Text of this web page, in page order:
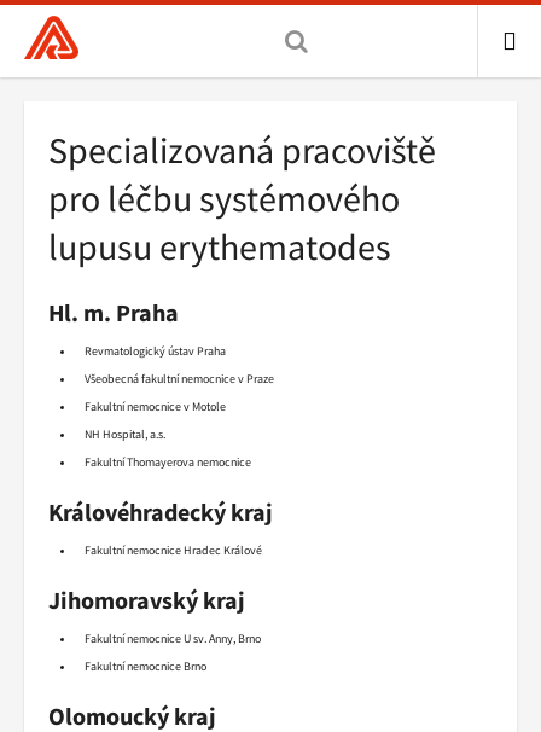
Všeobecná
zdravotní
hlavní
stránka
Drobečková
navigace
Specializovaná pracoviště
pro léčbu systémového
lupusu erythematodes
Hl. m. Praha
Revmatologický ústav Praha
Všeobecná fakultní nemocnice v Praze
Fakultní nemocnice v Motole
NH Hospital, a.s.
Fakultní Thomayerova nemocnice
Královéhradecký kraj
Fakultní nemocnice Hradec Králové
Jihomoravský kraj
Fakultní nemocnice U sv. Anny, Brno
Fakultní nemocnice Brno
Olomoucký kraj